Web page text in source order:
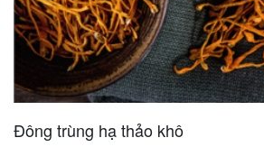
Đông trùng hạ thảo khô